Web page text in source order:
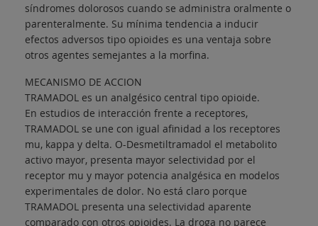
síndromes dolorosos cuando se administra oralmente o
parenteralmente. Su mínima tendencia a inducir
efectos adversos tipo opioides es una ventaja sobre
otros agentes semejantes a la morfina.
MECANISMO DE ACCION
TRAMADOL es un analgésico central tipo opioide.
En estudios de interacción frente a receptores,
TRAMADOL se une con igual afinidad a los receptores
mu, kappa y delta. O-Desmetiltramadol el metabolito
activo mayor, presenta mayor selectividad por el
receptor mu y mayor potencia analgésica en modelos
experimentales de dolor. No está claro porque
TRAMADOL presenta una selectividad aparente
comparado con otros opioides. La droga no parece